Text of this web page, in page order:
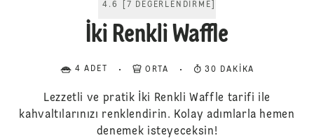
4.6 7 DEĞERLENDIRME
İki Renkli Waffle
4 ADET ORTA 30 DAKIKA
Lezzetli ve pratik İki Renkli Waffle tarifi ile
kahvaltılarınızı renklendirin. Kolay adımlarla hemen
denemek isteyeceksin!